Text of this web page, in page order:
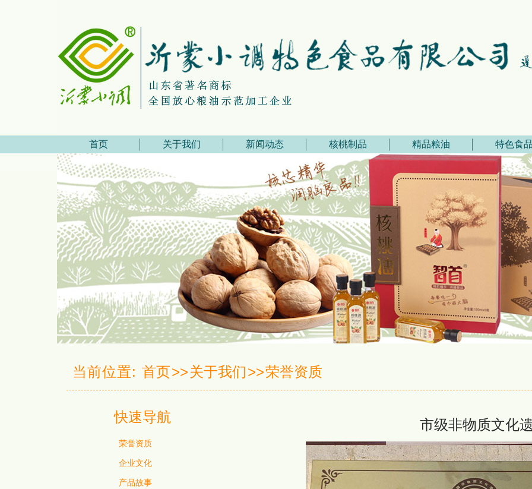
首页 关于我们 新闻动态 核桃制品 精品粮油 特色食
当前位置: 首页>>关于我们>>荣誉资质
快速导航
荣誉资质
企业文化
产品故事
市级非物质文化